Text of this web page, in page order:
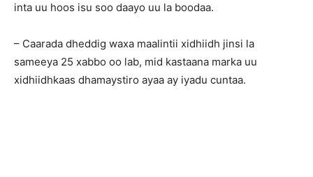
inta uu hoos isu soo daayo uu la boodaa.
– Caarada dheddig waxa maalintii xidhiidh jinsi la
sameeya 25 xabbo oo lab, mid kastaana marka uu
xidhiidhkaas dhamaystiro ayaa ay iyadu cuntaa.